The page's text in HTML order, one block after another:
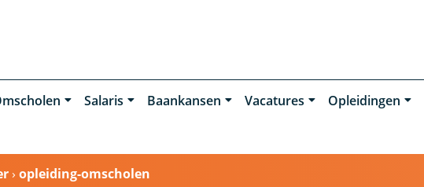
Salaris Baankansen Vacatures Opleidingen
› opleiding-omscholen